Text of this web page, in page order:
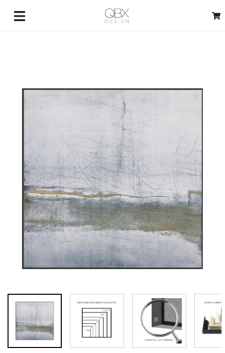
(telefono e Whatsapp)